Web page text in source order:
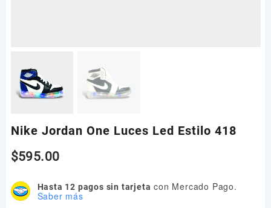
Nike Jordan One Luces Led Estilo 418
$595.00
Hasta 12 pagos sin tarjeta con Mercado Pago.
Saber más